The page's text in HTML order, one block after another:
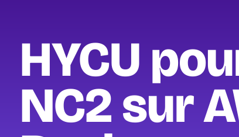
HYCU
NC2 sur